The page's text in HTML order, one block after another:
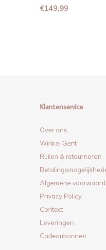
€149,99
Klantenservice
Over ons
Winkel Gent
Ruilen & retourneren
Algemene
Privacy Policy
Contact
Leveringen
Cadeaubonnen